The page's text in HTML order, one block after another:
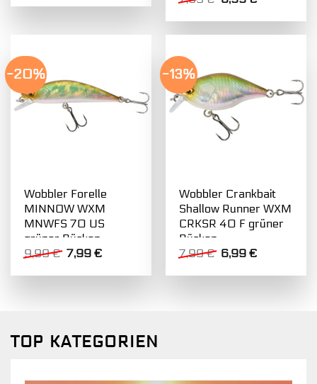
war: ist:
war:
7,99 €
ist:
6,99 €.
-20%
Wobbler Forelle
MINNOW WXM
MNWFS 70 US
grüner Rücken
9,99€ Ursprünglicher
war:
7,99€Aktueller
ist:
-13%
Wobbler Crankbait
Shallow Runner WXM
CRKSR 40 F grüner
Rücken
7,99€ Ursprünglicher
war:
6,99€Aktueller
ist:
TOP KATEGORIEN